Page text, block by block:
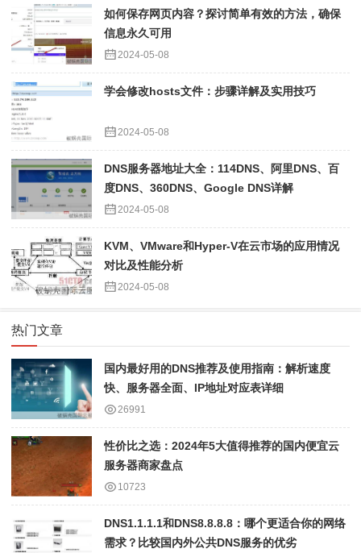
如何保存网页内容？探讨简单有效的方法，确保
信息永久可用
2024-05-08
学会修改hosts文件：步骤详解及实用技巧
2024-05-08
DNS服务器地址大全：114DNS、阿里DNS、百
度DNS、360DNS、Google DNS详解
2024-05-08
KVM、VMware和Hyper-V在云市场的应用情况
对比及性能分析
2024-05-08
热门文章
国内最好用的DNS推荐及使用指南：解析速度
快、服务器全面、IP地址对应表详细
26991
性价比之选：2024年5大值得推荐的国内便宜云
服务器商家盘点
10723
DNS1.1.1.1和DNS8.8.8.8：哪个更适合你的网络
需求？比较国内外公共DNS服务的优劣